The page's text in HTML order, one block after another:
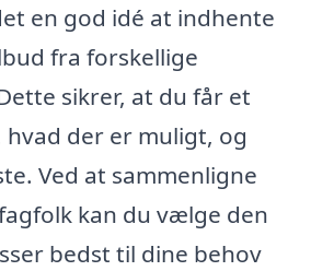
en god idé at indhente
fra forskellige
sikrer, at du får et
der er muligt, og
Ved at sammenligne
kan du vælge den
bedst til dine behov